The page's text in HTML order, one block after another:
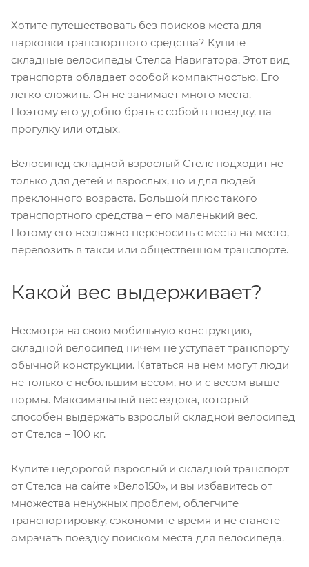
Хотите путешествовать без поисков места для
парковки транспортного средства? Купите
складные велосипеды Стелса Навигатора. Этот вид
транспорта обладает особой компактностью. Его
легко сложить. Он не занимает много места.
Поэтому его удобно брать с собой в поездку, на
прогулку или отдых.
Велосипед складной взрослый Стелс подходит не
только для детей и взрослых, но и для людей
преклонного возраста. Большой плюс такого
транспортного средства – его маленький вес.
Потому его несложно переносить с места на место,
перевозить в такси или общественном транспорте.
Какой вес выдерживает?
Несмотря на свою мобильную конструкцию,
складной велосипед ничем не уступает транспорту
обычной конструкции. Кататься на нем могут люди
не только с небольшим весом, но и с весом выше
нормы. Максимальный вес ездока, который
способен выдержать взрослый складной велосипед
от Стелса – 100 кг.
Купите недорогой взрослый и складной транспорт
от Стелса на сайте «Вело150», и вы избавитесь от
множества ненужных проблем, облегчите
транспортировку, сэкономите время и не станете
омрачать поездку поиском места для велосипеда.